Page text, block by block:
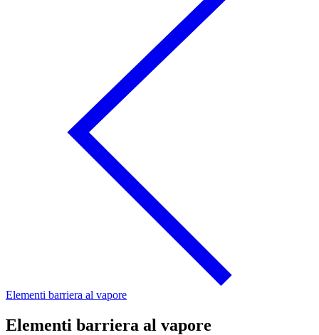
Elementi barriera al vapore
Elementi barriera al vapore